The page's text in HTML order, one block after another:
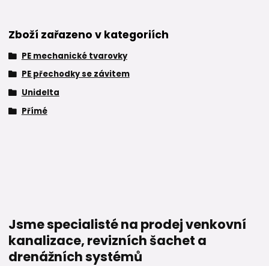
Zboží zařazeno v kategoriích
PE mechanické tvarovky
PE přechodky se závitem
Unidelta
Přímé
Jsme specialisté na prodej venkovní
kanalizace, revizních šachet a
drenážních systémů